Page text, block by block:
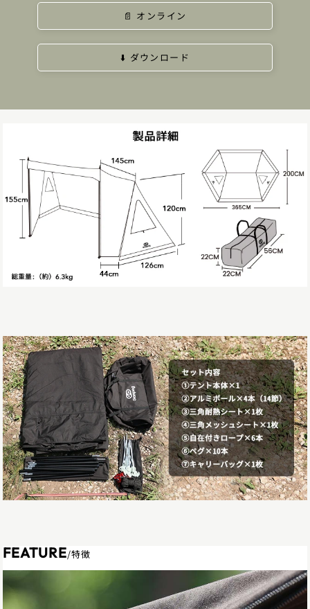
📄 オンライン
⬇️ ダウンロード
FEATURE/特徴